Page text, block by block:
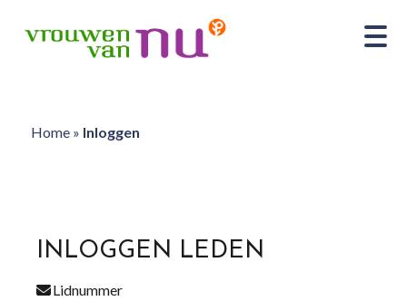
Home» Inloggen
INLOGGEN LEDEN
Lidnummer